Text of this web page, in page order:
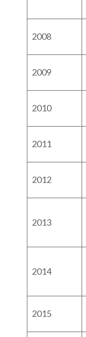
2008
2009
2010
2011
2012
2013
2014
2015